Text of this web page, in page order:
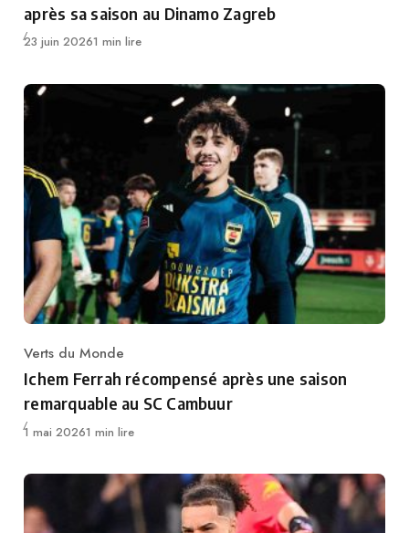
après sa saison au Dinamo Zagreb
Publié
23 juin 20261 min lire
Category
Verts du Monde
Ichem Ferrah récompensé après une saison
remarquable au SC Cambuur
Publié
1 mai 20261 min lire